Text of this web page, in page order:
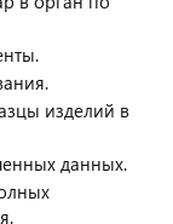
изделий в
данных.